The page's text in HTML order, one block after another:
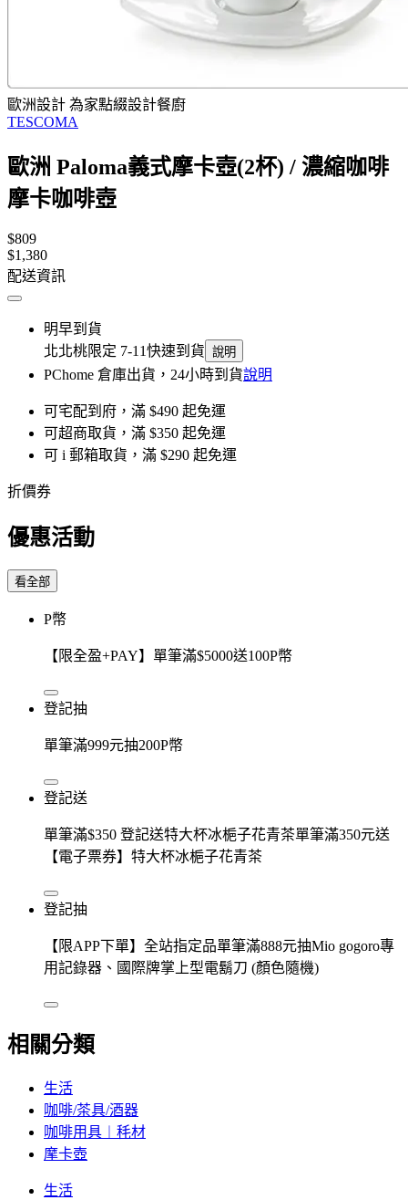
歐洲設計 為家點綴設計餐廚
TESCOMA
歐洲 Paloma義式摩卡壺(2杯) / 濃縮咖啡
摩卡咖啡壺
$809
$1,380
配送資訊
明早到貨
北北桃限定 7-11快速到貨 說明
PChome 倉庫出貨，24小時到貨說明
可宅配到府，滿 $490 起免運
可超商取貨，滿 $350 起免運
可 i 郵箱取貨，滿 $290 起免運
折價券
優惠活動
看全部
P幣
【限全盈+PAY】單筆滿$5000送100P幣
登記抽
單筆滿999元抽200P幣
登記送
單筆滿$350 登記送特大杯冰梔子花青茶單筆滿350元送
【電子票券】特大杯冰梔子花青茶
登記抽
【限APP下單】全站指定品單筆滿888元抽Mio gogoro專
用記錄器、國際牌掌上型電鬍刀 (顏色隨機)
相關分類
生活
咖啡/茶具/酒器
咖啡用具︱秏材
摩卡壺
生活